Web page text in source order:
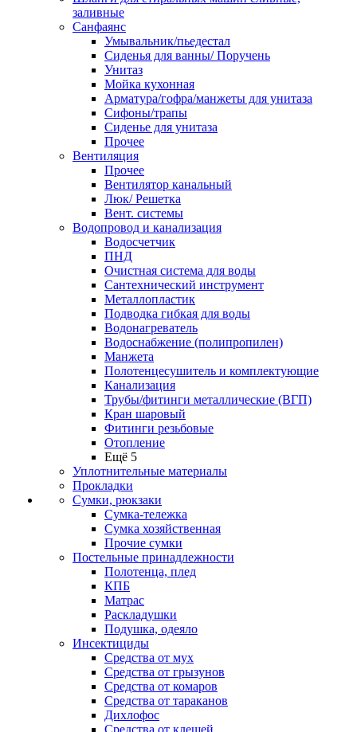
заливные
Санфаянс
Умывальник/пьедестал
Сиденья для ванны/ Поручень
Унитаз
Мойка кухонная
Арматура/гофра/манжеты для унитаза
Сифоны/трапы
Сиденье для унитаза
Прочее
Вентиляция
Прочее
Вентилятор канальный
Люк/ Решетка
Вент. системы
Водопровод и канализация
Водосчетчик
ПНД
Очистная система для воды
Сантехнический инструмент
Металлопластик
Подводка гибкая для воды
Водонагреватель
Водоснабжение (полипропилен)
Манжета
Полотенцесушитель и комплектующие
Канализация
Трубы/фитинги металлические (ВГП)
Кран шаровый
Фитинги резьбовые
Отопление
Ещё 5
Уплотнительные материалы
Прокладки
Сумки, рюкзаки
Сумка-тележка
Сумка хозяйственная
Прочие сумки
Постельные принадлежности
Полотенца, плед
КПБ
Матрас
Раскладушки
Подушка, одеяло
Инсектициды
Средства от мух
Средства от грызунов
Средства от комаров
Средства от тараканов
Дихлофос
Средства от клещей